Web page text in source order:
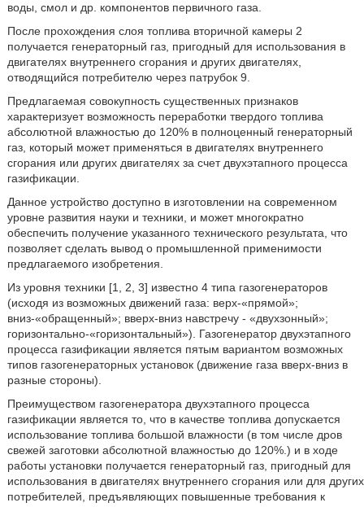
воды, смол и др. компонентов первичного газа.
После прохождения слоя топлива вторичной камеры 2
получается генераторный газ, пригодный для использования в
двигателях внутреннего сгорания и других двигателях,
отводящийся потребителю через патрубок 9.
Предлагаемая совокупность существенных признаков
характеризует возможность переработки твердого топлива
абсолютной влажностью до 120% в полноценный генераторный
газ, который может применяться в двигателях внутреннего
сгорания или других двигателях за счет двухэтапного процесса
газификации.
Данное устройство доступно в изготовлении на современном
уровне развития науки и техники, и может многократно
обеспечить получение указанного технического результата, что
позволяет сделать вывод о промышленной применимости
предлагаемого изобретения.
Из уровня техники [1, 2, 3] известно 4 типа газогенераторов
(исходя из возможных движений газа: верх-«прямой»;
вниз-«обращенный»; вверх-вниз навстречу - «двухзонный»;
горизонтально-«горизонтальный»). Газогенератор двухэтапного
процесса газификации является пятым вариантом возможных
типов газогенераторных установок (движение газа вверх-вниз в
разные стороны).
Преимуществом газогенератора двухэтапного процесса
газификации является то, что в качестве топлива допускается
использование топлива большой влажности (в том числе дров
свежей заготовки абсолютной влажностью до 120%.) и в ходе
работы установки получается генераторный газ, пригодный для
использования в двигателях внутреннего сгорания или для других
потребителей, предъявляющих повышенные требования к